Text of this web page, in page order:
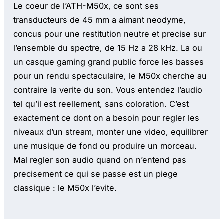
Le coeur de l’ATH-M50x, ce sont ses
transducteurs de 45 mm a aimant neodyme,
concus pour une restitution neutre et precise sur
l’ensemble du spectre, de 15 Hz a 28 kHz. La ou
un casque gaming grand public force les basses
pour un rendu spectaculaire, le M50x cherche au
contraire la verite du son. Vous entendez l’audio
tel qu’il est reellement, sans coloration. C’est
exactement ce dont on a besoin pour regler les
niveaux d’un stream, monter une video, equilibrer
une musique de fond ou produire un morceau.
Mal regler son audio quand on n’entend pas
precisement ce qui se passe est un piege
classique : le M50x l’evite.